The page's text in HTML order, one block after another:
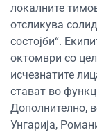
локалните
отсликува
состојби“.
октомври со
исчезнатите
стават во
Дополнително,
Унгарија,